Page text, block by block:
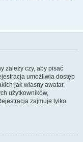
zależy czy, aby pisać
umożliwia dostęp
jak własny awatar,
użytkowników,
zajmuje tylko